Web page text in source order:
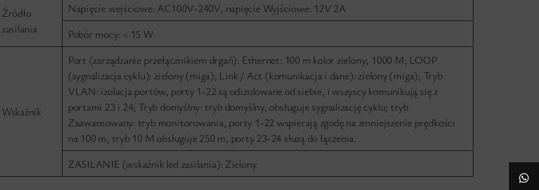
Źródło
zasilania
Napięcie wejściowe: AC100V-240V, napięcie Wyjściowe: 12V 2A
Pobór mocy: < 15 W
Wskaźnik
Port (zarządzanie przełącznikiem drgań): Ethernet: 100 m kolor zielony; 1000 M; LOOP
(sygnalizacja cyklu): zielony (miga); Link / Act (komunikacja i dane): zielony (miga); Tryb
VLAN: izolacja portów, porty 1-22 są odizolowane od siebie, i wszyscy komunikują się z
portami 23 i 24; Tryb domyślny: tryb domyślny, obsługuje sygnalizację cyklu; tryb
Zaawansowany: tryb monitorowania, porty 1-22 wspierają zgodę na zmniejszenie prędkości
na 100 m, tryb 10 M obsługuje 250 m, porty 23-24 służą do łączenia.
ZASILANIE (wskaźnik led zasilania): Zielony